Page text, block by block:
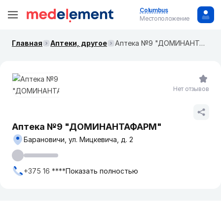
Columbus
Местоположение
Главная Аптеки, другое Аптека №9 "ДОМИНАНТАФАРМ"
Аптека №9 "ДОМИНАНТАФАРМ"
Барановичи, ул. Мицкевича, д. 2
+375 16 ****Показать полностью
Нет отзывов